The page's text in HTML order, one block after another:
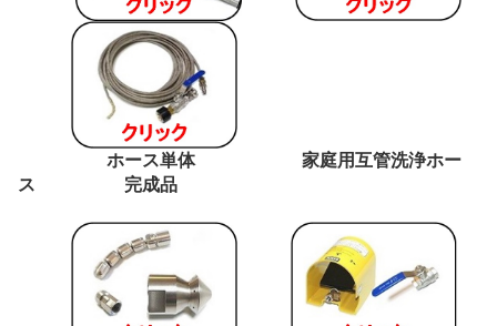
ホース単体 家庭用互管洗浄ホー
ス 完成品